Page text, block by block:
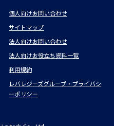
個人向けお問い合わせ
サイトマップ
法人向けお問い合わせ
法人向けお役立ち資料一覧
利用規約
レバレジーズグループ・プライバシ
ーポリシー